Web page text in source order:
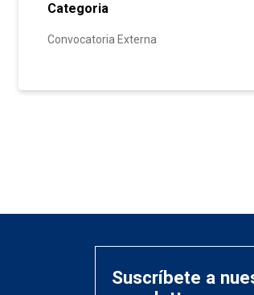
Categoria
Convocatoria Externa
Suscríbete a